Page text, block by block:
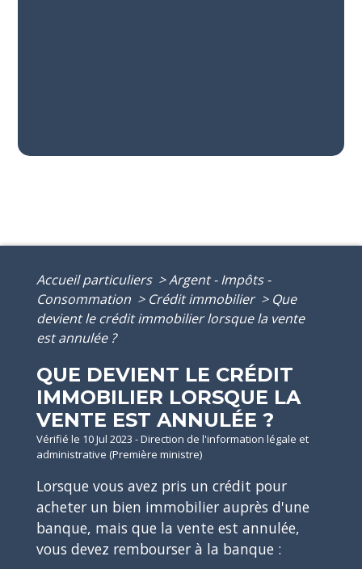
Accueil particuliers >Argent - Impôts -
Consommation > Crédit immobilier > Que
devient le crédit immobilier lorsque la vente
est annulée ?
QUE DEVIENT LE CRÉDIT
IMMOBILIER LORSQUE LA
VENTE EST ANNULÉE ?
Vérifié le 10 Jul 2023 - Direction de l'information légale et
administrative (Première ministre)
Lorsque vous avez pris un crédit pour
acheter un bien immobilier auprès d'une
banque, mais que la vente est annulée,
vous devez rembourser à la banque :